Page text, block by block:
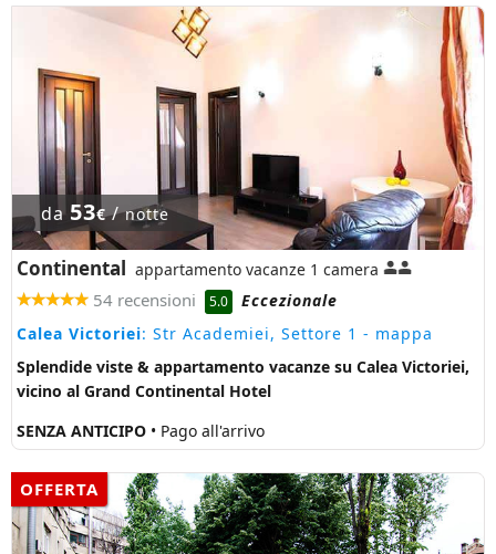
da 53€/notte
Continental appartamento vacanze 1 camera
54 recensioni 5.0
Eccezionale
Calea Victoriei: Str Academiei, Settore 1 - mappa
Splendide viste & appartamento vacanze su Calea Victoriei,
vicino al Grand Continental Hotel
SENZA ANTICIPO • Pago all'arrivo
OFFERTA